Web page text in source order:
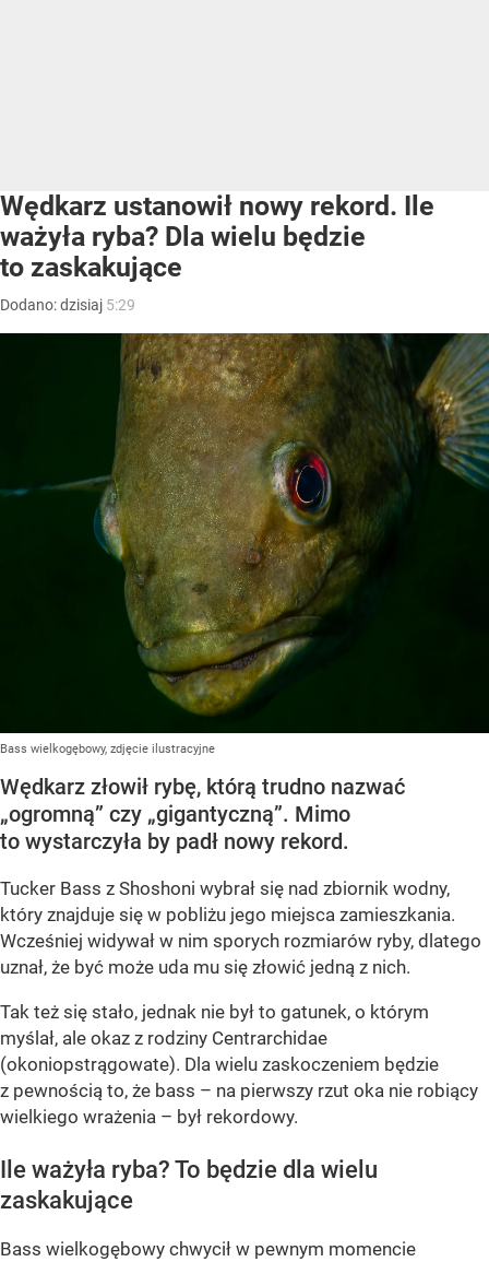
Wędkarz ustanowił nowy rekord. Ile
ważyła ryba? Dla wielu będzie
to zaskakujące
Dodano:dzisiaj 5:29
Bass wielkogębowy, zdjęcie ilustracyjne
Wędkarz złowił rybę, którą trudno nazwać
„ogromną” czy „gigantyczną”. Mimo
to wystarczyła by padł nowy rekord.
Tucker Bass z Shoshoni wybrał się nad zbiornik wodny,
który znajduje się w pobliżu jego miejsca zamieszkania.
Wcześniej widywał w nim sporych rozmiarów ryby, dlatego
uznał, że być może uda mu się złowić jedną z nich.
Tak też się stało, jednak nie był to gatunek, o którym
myślał, ale okaz z rodziny Centrarchidae
(okoniopstrągowate). Dla wielu zaskoczeniem będzie
z pewnością to, że bass – na pierwszy rzut oka nie robiący
wielkiego wrażenia – był rekordowy.
Ile ważyła ryba? To będzie dla wielu
zaskakujące
Bass wielkogębowy chwycił w pewnym momencie